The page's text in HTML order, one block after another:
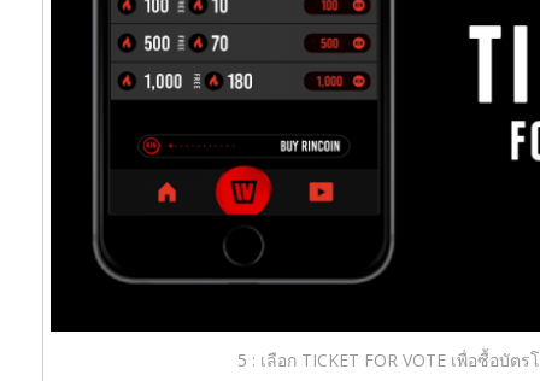
5 : เลือก TICKET FOR VOTE เพื่อซื้อบัตร